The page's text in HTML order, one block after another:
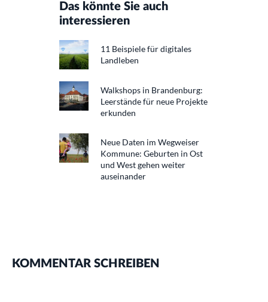
Das könnte Sie auch
interessieren
11 Beispiele für digitales
Landleben
Walkshops in Brandenburg:
Leerstände für neue Projekte
erkunden
Neue Daten im Wegweiser
Kommune: Geburten in Ost
und West gehen weiter
auseinander
KOMMENTAR SCHREIBEN